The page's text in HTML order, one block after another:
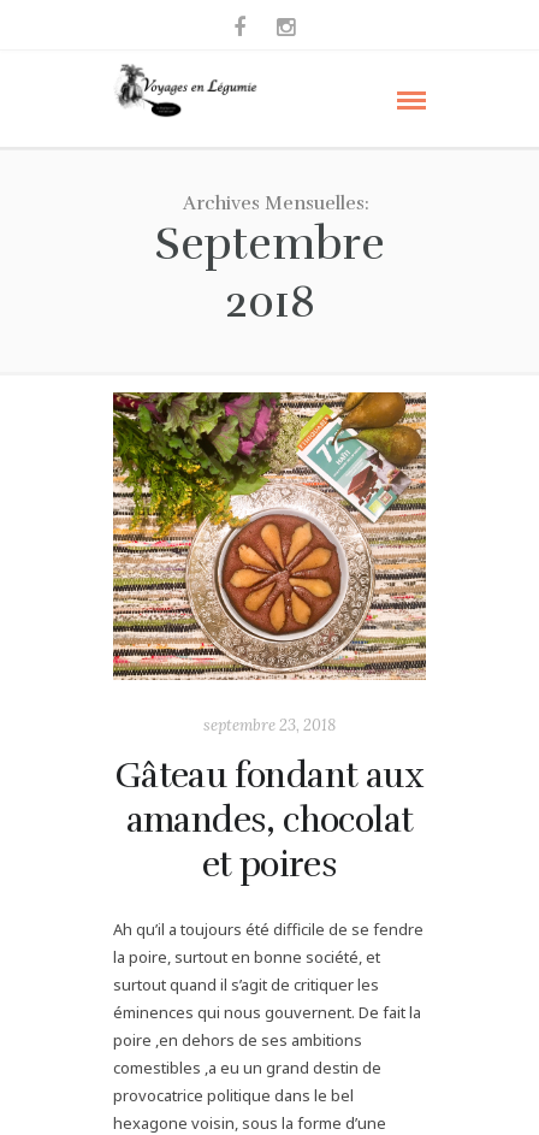
Archives Mensuelles:
Septembre
2018
septembre 23, 2018
Gâteau fondant aux
amandes, chocolat
et poires
Ah qu’il a toujours été difficile de se fendre
la poire, surtout en bonne société, et
surtout quand il s’agit de critiquer les
éminences qui nous gouvernent. De fait la
poire ,en dehors de ses ambitions
comestibles ,a eu un grand destin de
provocatrice politique dans le bel
hexagone voisin, sous la forme d’une